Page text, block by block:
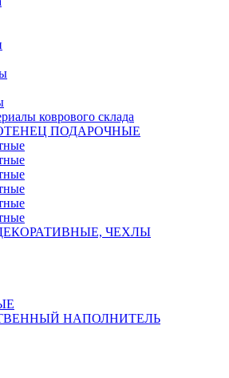
коврового склада
ПОДАРОЧНЫЕ
ЧЕХЛЫ
НАПОЛНИТЕЛЬ